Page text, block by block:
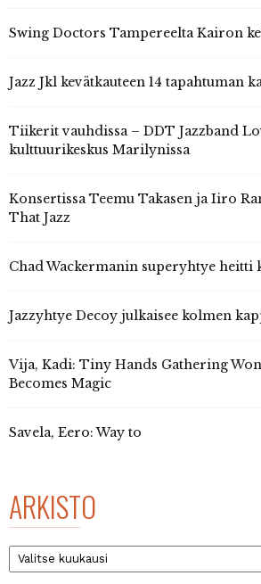
Swing Doctors Tampereelta Kairon
Jazz Jkl kevätkauteen 14 tapahtuman
Tiikerit vauhdissa – DDT Jazzband
kulttuurikeskus Marilynissa
Konsertissa Teemu Takasen ja Iiro
That Jazz
Chad Wackermanin superyhtye heitti
Jazzyhtye Decoy julkaisee kolmen
Vija, Kadi: Tiny Hands Gathering
Becomes Magic
Savela, Eero: Way to
ARKISTO
Arkisto